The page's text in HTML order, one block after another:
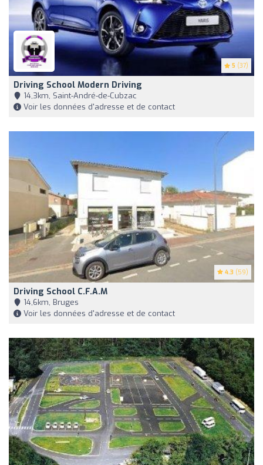
5 (37)
Driving School Modern Driving
14,3km, Saint-André-de-Cubzac
Voir les données d'adresse et de contact
4.3 (59)
Driving School C.f.a.m
14,6km, Bruges
Voir les données d'adresse et de contact